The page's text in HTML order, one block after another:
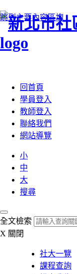
跳到主要內容區塊
回首頁
學員登入
教師登入
聯絡我們
網站導覽
小
中
大
搜尋
全文檢索
X 關閉
社大一覽
課程查詢